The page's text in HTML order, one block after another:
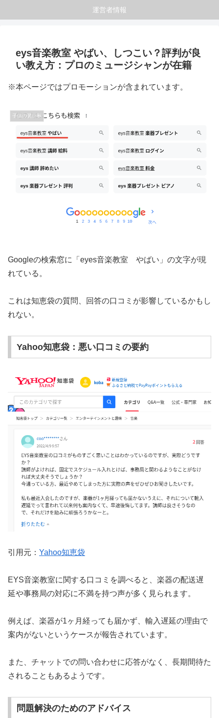
運営者情報
eys音楽教室 やばい、しつこい？評判が良
い教え方：プロのミュージシャンが在籍
※本ページではプロモーションが含まれています。
子供の習い事
Googleの検索窓に「eyes音楽教室 やばい」の文字が現
れている。
これは知恵袋の質問、回答の口コミが影響しているかもし
れない。
Yahoo知恵袋：悪い口コミの要約
引用元： Yahoo知恵袋
EYS音楽教室に関する口コミを調べると、楽器の配送遅
延や事務局の対応に不満を持つ声が多く見られます。
例えば、楽器が1ヶ月経っても届かず、輸入遅延の理由で
案内がないというケースが報告されています。
また、チャットでの問い合わせに応答がなく、長期間待た
されることもあるようです。
問題解決のためのアドバイス